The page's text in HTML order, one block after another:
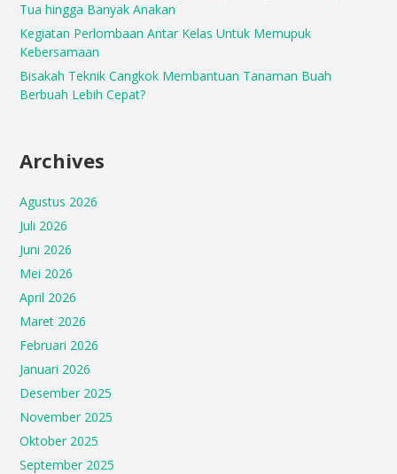
Tua hingga Banyak Anakan
Kegiatan Perlombaan Antar Kelas Untuk Memupuk
Kebersamaan
Bisakah Teknik Cangkok Membantuan Tanaman Buah
Berbuah Lebih Cepat?
Archives
Agustus 2026
Juli 2026
Juni 2026
Mei 2026
April 2026
Maret 2026
Februari 2026
Januari 2026
Desember 2025
November 2025
Oktober 2025
September 2025